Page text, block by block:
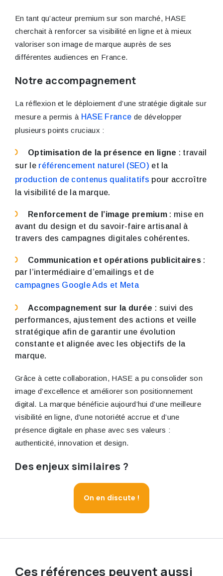
Des enjeux similaires ?
On en discute !
En tant qu’acteur premium sur son marché, HASE
cherchait à renforcer sa visibilité en ligne et à mieux
valoriser son image de marque auprès de ses
différentes audiences en France.
Notre accompagnement
La réflexion et le déploiement d’une stratégie digitale sur
mesure a permis à HASE France de développer
plusieurs points cruciaux :
Optimisation de la présence en ligne : travail
sur le référencement naturel (SEO) et la
production de contenus qualitatifs pour accroître
la visibilité de la marque.
Renforcement de l’image premium: mise en
avant du design et du savoir-faire artisanal à
travers des campagnes digitales cohérentes.
Communication et opérations publicitaires :
par l’intermédiaire d’emailings et de
campagnes Google Ads et Meta
Accompagnement sur la durée : suivi des
performances, ajustement des actions et veille
stratégique afin de garantir une évolution
constante et alignée avec les objectifs de la
marque.
Grâce à cette collaboration, HASE a pu consolider son
image d’excellence et améliorer son positionnement
digital. La marque bénéficie aujourd’hui d’une meilleure
visibilité en ligne, d’une notoriété accrue et d’une
présence digitale en phase avec ses valeurs :
authenticité, innovation et design.
Ces références peuvent aussi